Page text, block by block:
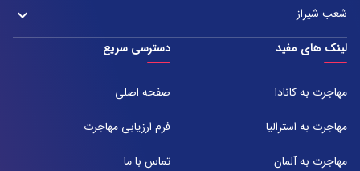
021-37972000
021-43000054
مشهد، بلوار هفت تیر نبش هفت تیر ۸ برج اداری آرمیتاژ طبقه ۱۶ واحد ۱۶۰۵
تلفن:
051-31737000
شعب شیراز keyboard_arrow_down
شعبه 1
آدرس:
تلفن:
شعبه 2
لینک های مفید
مهاجرت به کانادا
مهاجرت به استرالیا
مهاجرت به آلمان
دسترسی سریع
صفحه اصلی
فرم ارزیابی مهاجرت
تماس با ما